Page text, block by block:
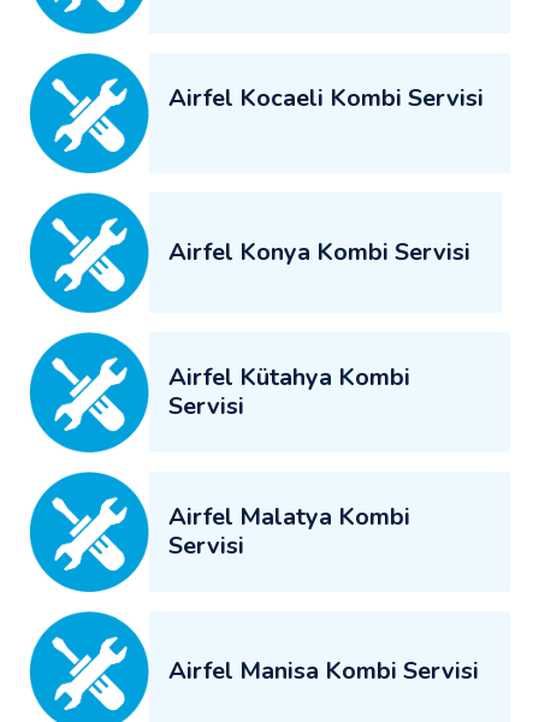
Airfel Kocaeli Kombi Servisi
Airfel Konya Kombi Servisi
Airfel Kütahya Kombi
Servisi
Airfel Malatya Kombi
Servisi
Airfel Manisa Kombi Servisi